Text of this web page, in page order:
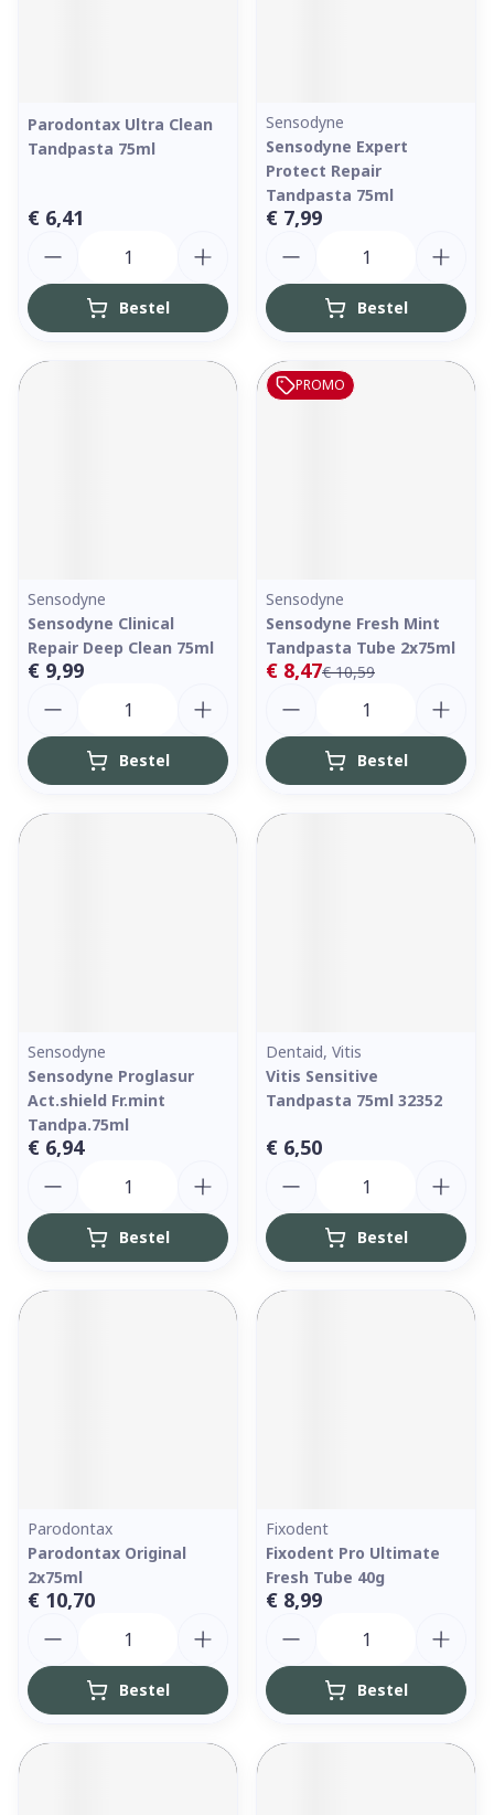
Parodontax Ultra Clean
Tandpasta 75ml
€ 6,41
Bestel
Sensodyne
Sensodyne Expert
Protect Repair
Tandpasta 75ml
€ 7,99
Bestel
Sensodyne
Sensodyne Clinical
Repair Deep Clean 75ml
€ 9,99
Bestel
PROMO
Sensodyne
Sensodyne Fresh Mint
Tandpasta Tube 2x75ml
€ 10,59
€ 8,47
Bestel
Sensodyne
Sensodyne Proglasur
Act.shield Fr.mint
Tandpa.75ml
€ 6,94
Bestel
Dentaid, Vitis
Vitis Sensitive
Tandpasta 75ml 32352
€ 6,50
Bestel
Parodontax
Parodontax Original
2x75ml
€ 10,70
Bestel
Fixodent
Fixodent Pro Ultimate
Fresh Tube 40g
€ 8,99
Bestel